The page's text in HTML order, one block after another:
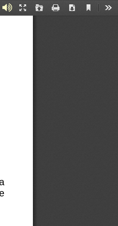
Áudiodescrição
Presentation
Open Print Download
Current